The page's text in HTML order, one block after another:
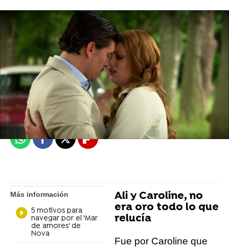
Betty M. Martínez
Madrid
Publicado: 09 de diciembre de 2021, 11:10
WhatsappFacebook
X Flipboard
Más información
5 motivos para
navegar por el 'Mar
de amores' de
Nova
Ali y Caroline, no
era oro todo lo que
relucía
Fue por Caroline que